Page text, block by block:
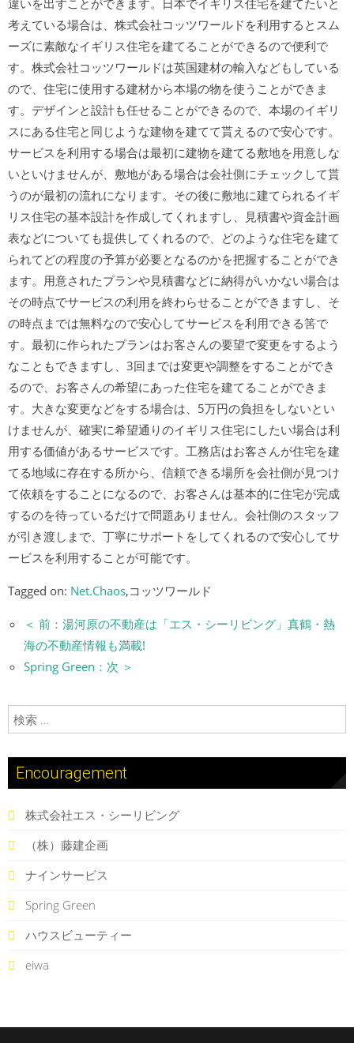
違いを出すことができます。日本でイギリス住宅を建てたいと
考えている場合は、株式会社コッツワールドを利用するとスム
ーズに素敵なイギリス住宅を建てることができるので便利で
す。株式会社コッツワールドは英国建材の輸入などもしている
ので、住宅に使用する建材から本場の物を使うことができま
す。デザインと設計も任せることができるので、本場のイギリ
スにある住宅と同じような建物を建てて貰えるので安心です。
サービスを利用する場合は最初に建物を建てる敷地を用意しな
いといけませんが、敷地がある場合は会社側にチェックして貰
うのが最初の流れになります。その後に敷地に建てられるイギ
リス住宅の基本設計を作成してくれますし、見積書や資金計画
表などについても提供してくれるので、どのような住宅を建て
られてどの程度の予算が必要となるのかを把握することができ
ます。用意されたプランや見積書などに納得がいかない場合は
その時点でサービスの利用を終わらせることができますし、そ
の時点までは無料なので安心してサービスを利用できる筈で
す。最初に作られたプランはお客さんの要望で変更をするよう
なこともできますし、3回までは変更や調整をすることができ
るので、お客さんの希望にあった住宅を建てることができま
す。大きな変更などをする場合は、5万円の負担をしないとい
けませんが、確実に希望通りのイギリス住宅にしたい場合は利
用する価値があるサービスです。工務店はお客さんが住宅を建
てる地域に存在する所から、信頼できる場所を会社側が見つけ
て依頼をすることになるので、お客さんは基本的に住宅が完成
するのを待っているだけで問題ありません。会社側のスタッフ
が引き渡しまで、丁寧にサポートをしてくれるので安心してサ
ービスを利用することが可能です。
Tagged on: Net.Chaos,コッツワールド
＜ 前：湯河原の不動産は「エス・シーリビング」真鶴・熱
海の不動産情報も満載!
Spring Green：次 ＞
検索:
Encouragement
株式会社エス・シーリビング
（株）藤建企画
ナインサービス
Spring Green
ハウスビューティー
eiwa